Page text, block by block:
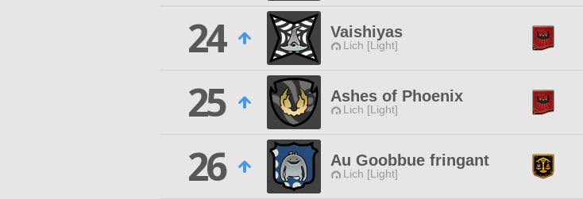
24
Vaishiyas
Lich [Light]
25
Ashes of Phoenix
Lich [Light]
26
Au Goobbue fringant
Lich [Light]